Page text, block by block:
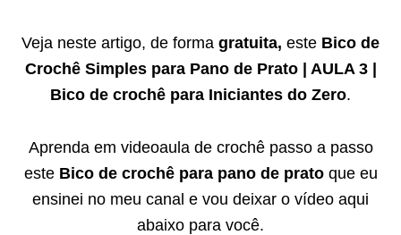
Veja neste artigo, de forma gratuita, este Bico de
Crochê Simples para Pano de Prato | AULA 3 |
Bico de crochê para Iniciantes do Zero.
Aprenda em videoaula de crochê passo a passo
esteBico de crochê para pano de prato que eu
ensinei no meu canal e vou deixar o vídeo aqui
abaixo para você.